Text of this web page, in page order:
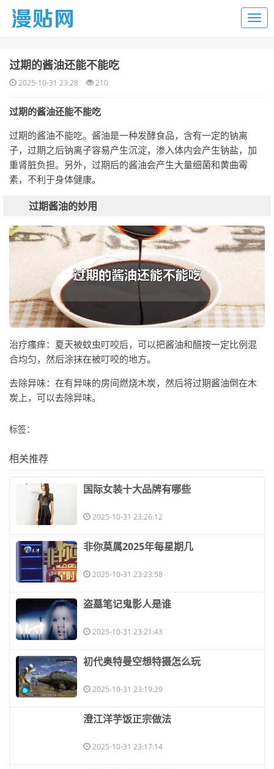
​过期的酱油还能不能吃
2025-10-31 23:28 210
过期的酱油还能不能吃
过期的酱油不能吃。酱油是一种发酵食品，含有一定的钠离
子，过期之后钠离子容易产生沉淀，渗入体内会产生钠盐，加
重肾脏负担。另外，过期后的酱油会产生大量细菌和黄曲霉
素，不利于身体健康。
过期酱油的妙用
治疗瘙痒：夏天被蚊虫叮咬后，可以把酱油和醋按一定比例混
合均匀，然后涂抹在被叮咬的地方。
去除异味：在有异味的房间燃烧木炭，然后将过期酱油倒在木
炭上，可以去除异味。
标签：
相关推荐
​国际女装十大品牌有哪些
2025-10-31 23:26:12
​非你莫属2025年每星期几
2025-10-31 23:23:58
​盗墓笔记鬼影人是谁
2025-10-31 23:21:43
​初代奥特曼空想特摄怎么玩
2025-10-31 23:19:29
​澄江洋芋饭正宗做法
2025-10-31 23:17:14